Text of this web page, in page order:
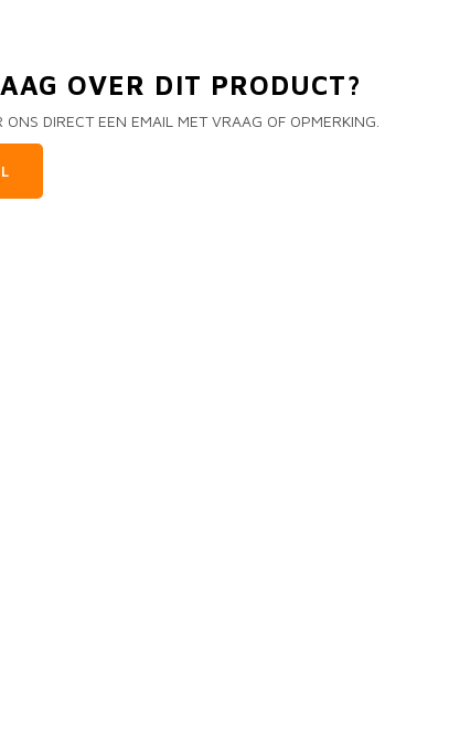
OVER DIT PRODUCT?
DIRECT EEN EMAIL MET VRAAG OF OPMERKING.